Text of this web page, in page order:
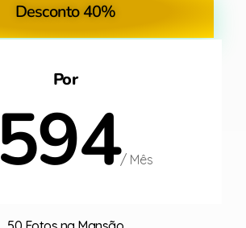
Desconto 40%
Por
594/ Mês